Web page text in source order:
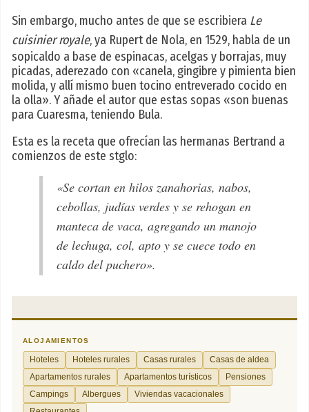
Sin embargo, mucho antes de que se escribiera Le
cuisinier royale, ya Rupert de Nola, en 1529, habla de un
sopicaldo a base de espinacas, acelgas y borrajas, muy
picadas, aderezado con «canela, gingibre y pimienta bien
molida, y allí mismo buen tocino entreverado cocido en
la olla». Y añade el autor que estas sopas «son buenas
para Cuaresma, teniendo Bula.
Esta es la receta que ofrecían las hermanas Bertrand a
comienzos de este stglo:
«Se cortan en hilos zanahorias, nabos,
cebollas, judías verdes y se rehogan en
manteca de vaca, agregando un manojo
de lechuga, col, apto y se cuece todo en
caldo del puchero».